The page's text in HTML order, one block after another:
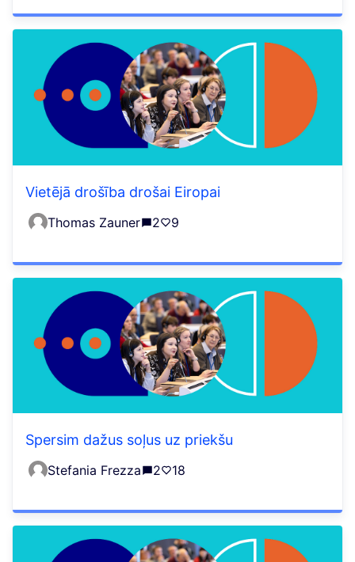
Vietējā drošība drošai Eiropai
Thomas Zauner 2 9
Spersim dažus soļus uz priekšu
Stefania Frezza 2 18